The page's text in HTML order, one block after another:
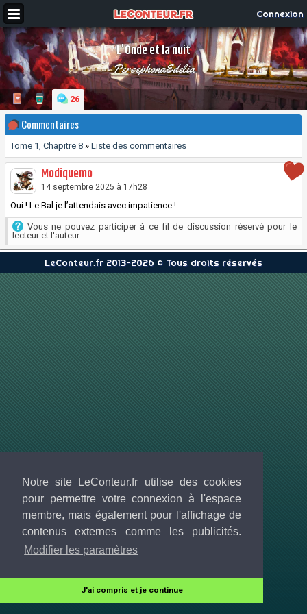
Notre site LeConteur.fr utilise des cookies
pour permettre votre connexion à l'espace
membre, mais également pour l'affichage de
contenus externes comme les publicités.
Modifier les paramètres
J'ai compris et je continue
Connexion
L'Onde et la nuit
PersephonaEdelia
26
Commentaires
Tome 1, Chapitre 8 » Liste des commentaires
Modiquemo
14 septembre 2025 à 17h28
Oui ! Le Bal je l’attendais avec impatience !
Vous ne pouvez participer à ce fil de discussion réservé pour le
lecteur et l'auteur.
LeConteur.fr 2013-2026 © Tous droits réservés